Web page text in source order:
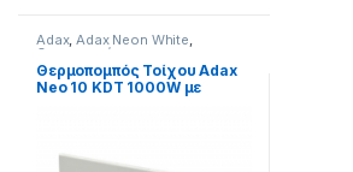
Adax,Adax Neon White,
Θερναντικά
Θερμοπομπός Τοίχου Adax
Neo 10 KDT 1000W με